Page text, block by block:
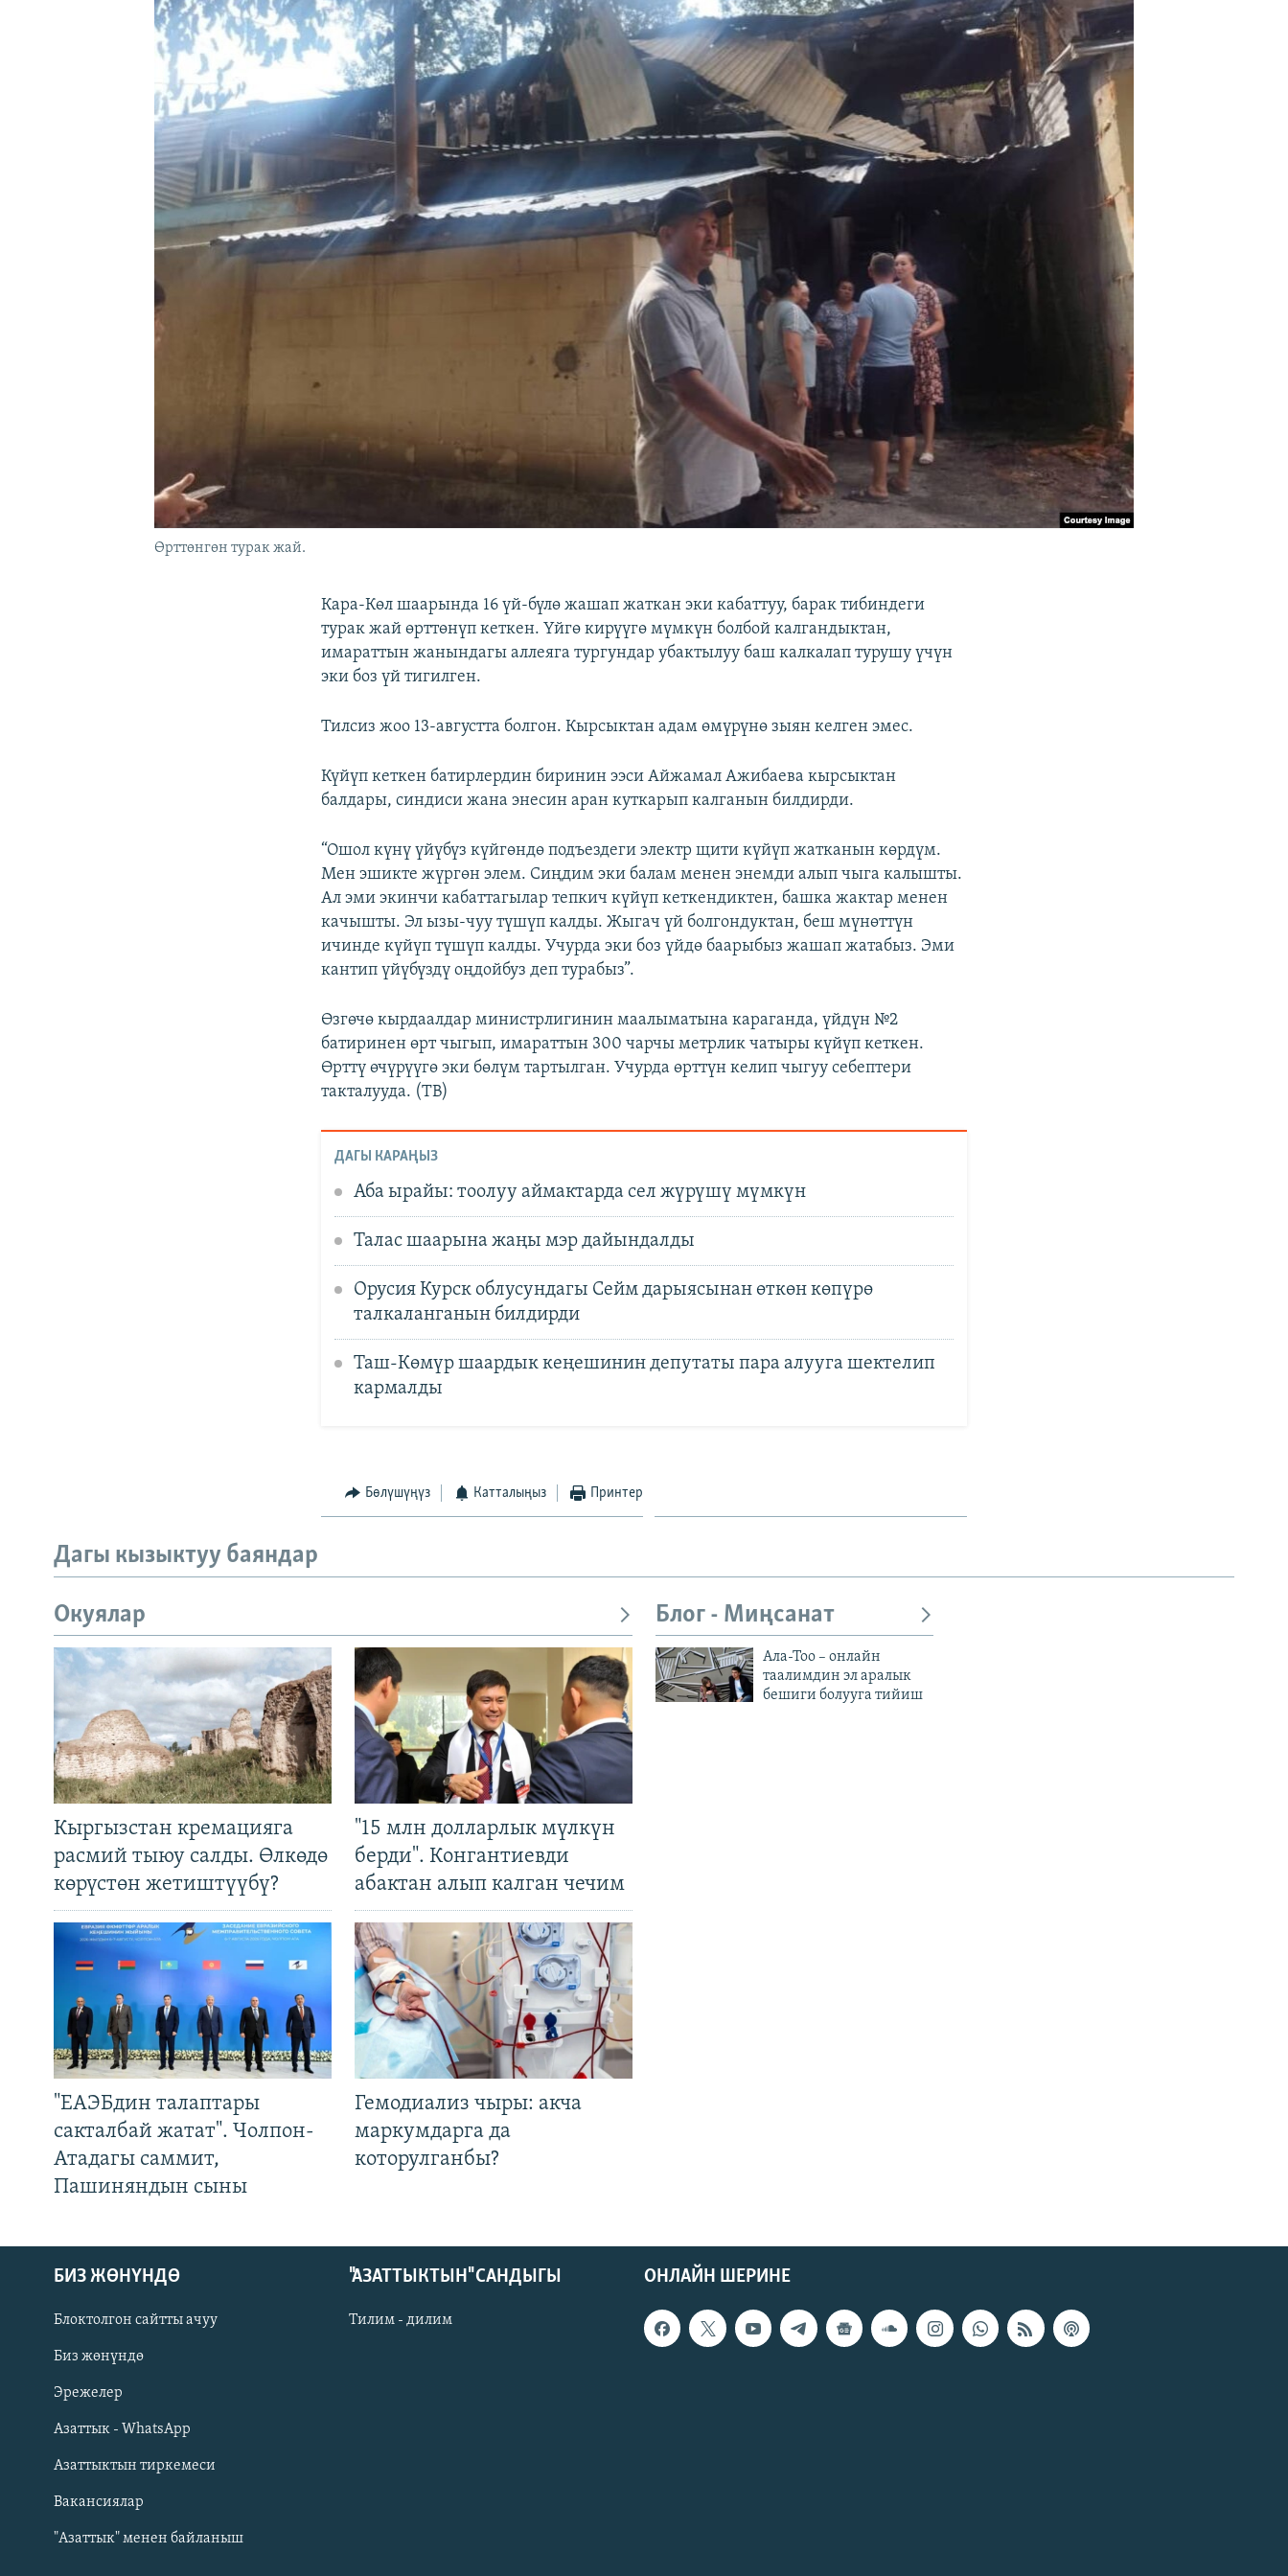
Русский
ОНЛАЙН ШЕРИНЕ
Өрттөнгөн турак жай.
Кара-Көл шаарында 16 үй-бүлө жашап жаткан эки кабаттуу, барак тибиндеги
турак жай өрттөнүп кеткен. Үйгө кирүүгө мүмкүн болбой калгандыктан,
имараттын жанындагы аллеяга тургундар убактылуу баш калкалап турушу үчүн
эки боз үй тигилген.
Тилсиз жоо 13-августта болгон. Кырсыктан адам өмүрүнө зыян келген эмес.
Күйүп кеткен батирлердин биринин ээси Айжамал Ажибаева кырсыктан
балдары, синдиси жана энесин аран куткарып калганын билдирди.
“Ошол күнү үйүбүз күйгөндө подъездеги электр щити күйүп жатканын көрдүм.
Мен эшикте жүргөн элем. Сиңдим эки балам менен энемди алып чыга калышты.
Ал эми экинчи кабаттагылар тепкич күйүп кеткендиктен, башка жактар менен
качышты. Эл ызы-чуу түшүп калды. Жыгач үй болгондуктан, беш мүнөттүн
ичинде күйүп түшүп калды. Учурда эки боз үйдө баарыбыз жашап жатабыз. Эми
кантип үйүбүздү оңдойбуз деп турабыз”.
Өзгөчө кырдаалдар министрлигинин маалыматына караганда, үйдүн №2
батиринен өрт чыгып, имараттын 300 чарчы метрлик чатыры күйүп кеткен.
Өрттү өчүрүүгө эки бөлүм тартылган. Учурда өрттүн келип чыгуу себептери
такталууда. (TB)
ДАГЫ КАРАҢЫЗ
Аба ырайы: тоолуу аймактарда сел жүрүшү мүмкүн
Талас шаарына жаңы мэр дайындалды
Орусия Курск облусундагы Сейм дарыясынан өткөн көпүрө
талкаланганын билдирди
Таш-Көмүр шаардык кеңешинин депутаты пара алууга шектелип
кармалды
Бөлүшүңүз Катталыңыз Принтер
Дагы кызыктуу баяндар
Окуялар
Кыргызстан кремацияга
расмий тыюу салды. Өлкөдө
көрүстөн жетиштүүбү?
"15 млн долларлык мүлкүн
берди". Конгантиевди
абактан алып калган чечим
"ЕАЭБдин талаптары
сакталбай жатат". Чолпон-
Атадагы саммит,
Пашиняндын сыны
Гемодиализ чыры: акча
маркумдарга да
которулганбы?
Блог - Миңсанат
Ала-Тоо – онлайн
таалимдин эл аралык
бешиги болууга тийиш
ОНЛАЙН ШЕРИНЕ
БИЗ ЖӨНҮНДӨ
Блоктолгон сайтты ачуу
Биз жөнүндө
Эрежелер
Азаттык - WhatsApp
Азаттыктын тиркемеси
Вакансиялар
"Азаттык" менен байланыш
"АЗАТТЫКТЫН" САНДЫГЫ
Тилим - дилим